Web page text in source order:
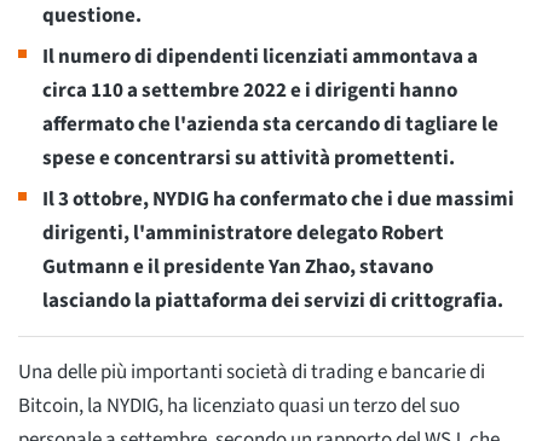
questione.
Il numero di dipendenti licenziati ammontava a
circa 110 a settembre 2022 e i dirigenti hanno
affermato che l'azienda sta cercando di tagliare le
spese e concentrarsi su attività promettenti.
Il 3 ottobre, NYDIG ha confermato che i due massimi
dirigenti, l'amministratore delegato Robert
Gutmann e il presidente Yan Zhao, stavano
lasciando la piattaforma dei servizi di crittografia.
Una delle più importanti società di trading e bancarie di
Bitcoin, la NYDIG, ha licenziato quasi un terzo del suo